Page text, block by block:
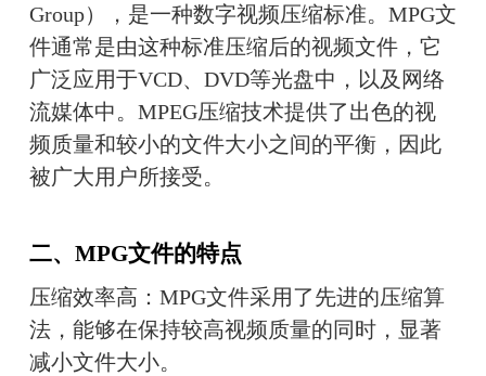
Group），是一种数字视频压缩标准。MPG文
件通常是由这种标准压缩后的视频文件，它
广泛应用于VCD、DVD等光盘中，以及网络
流媒体中。MPEG压缩技术提供了出色的视
频质量和较小的文件大小之间的平衡，因此
被广大用户所接受。
二、MPG文件的特点
压缩效率高：MPG文件采用了先进的压缩算
法，能够在保持较高视频质量的同时，显著
减小文件大小。